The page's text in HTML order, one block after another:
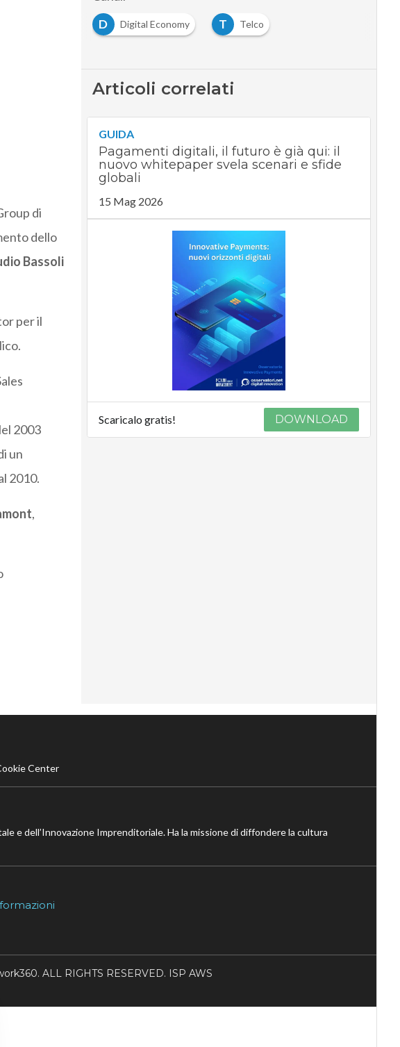
di
dello
Bassoli
per il
2003
un
2010.
,
D
Digital Economy T Telco
Articoli correlati
GUIDA
Pagamenti digitali, il futuro è già qui: il
nuovo whitepaper svela scenari e sfide
globali
15 Mag 2026
Scaricalo gratis! DOWNLOAD
Center
e dell’Innovazione Imprenditoriale. Ha la missione di diffondere la cultura
ALL RIGHTS RESERVED. ISP AWS